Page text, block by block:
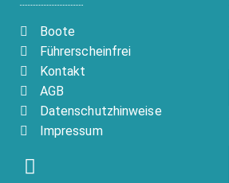
Boote
Führerscheinfrei
Kontakt
AGB
Datenschutzhinweise
Impressum